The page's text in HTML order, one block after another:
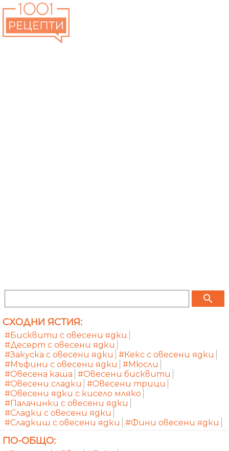
search
СХОДНИ ЯСТИЯ:
#Бисквити с овесени ядки
#Десерт с овесени ядки
#Закуска с овесени ядки
#Кекс с овесени ядки
#Мъфини с овесени ядки
#Мюсли
#Овесена каша #Овесени бисквити
#Овесени сладки
#Овесени трици
#Овесени ядки с кисело мляко
#Палачинки с овесени ядки
#Сладки с овесени ядки
#Сладкиш с овесени ядки
#Фини овесени ядки
ПО-ОБЩО: